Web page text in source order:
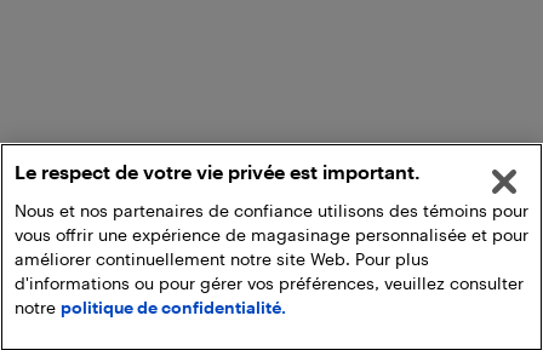
Ajouter au panier
Le respect de votre vie privée est important.
Nous et nos partenaires de confiance utilisons des témoins pour
vous offrir une expérience de magasinage personnalisée et pour
améliorer continuellement notre site Web. Pour plus
d'informations ou pour gérer vos préférences, veuillez consulter
notre politique de confidentialité.